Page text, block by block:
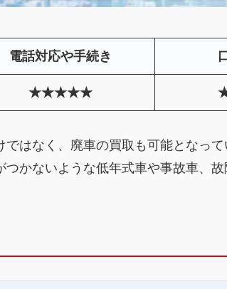
電話対応や手続き
★★★★★
はなく、廃車の買取も可能となっ
かないような低年式車や事故車、